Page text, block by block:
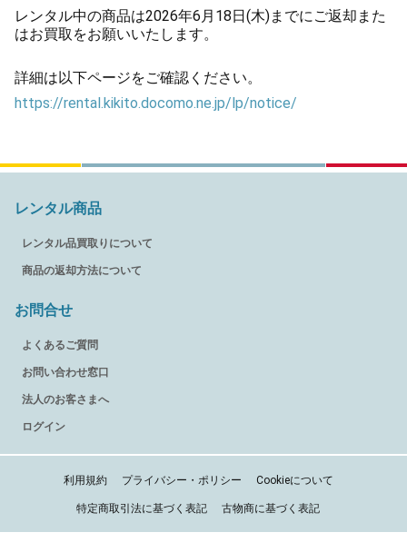
レンタル中の商品は2026年6月18日(木)までにご返却また
はお買取をお願いいたします。
詳細は以下ページをご確認ください。
https://rental.kikito.docomo.ne.jp/lp/notice/
レンタル商品
レンタル品買取りについて
商品の返却方法について
お問合せ
よくあるご質問
お問い合わせ窓口
法人のお客さまへ
ログイン
利用規約 プライバシー・ポリシー Cookieについて
特定商取引法に基づく表記 古物商に基づく表記